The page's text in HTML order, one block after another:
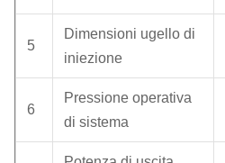
5
Dimensioni ugello di
iniezione
6
Pressione operativa
di sistema